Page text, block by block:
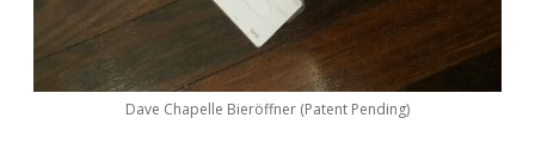
Dave Chapelle Bieröffner (Patent Pending)